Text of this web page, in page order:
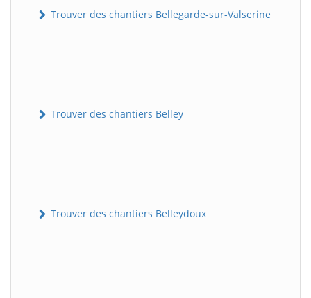
Trouver des chantiers Bellegarde-sur-Valserine
Trouver des chantiers Belley
Trouver des chantiers Belleydoux